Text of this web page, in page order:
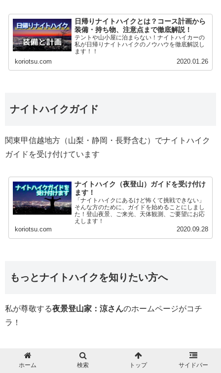
日帰りナイトハイクとは？コース計画から
装備・持ち物、注意点まで徹底解説！
テントや山小屋に泊まらない！ナイトハイカーの
私が日帰りナイトハイクのノウハウを徹底解説し
ます！！
koriotsu.com 2020.01.26
ナイトハイクガイド
関東甲信越地方（山梨・静岡・長野含む）でナイトハイク
ガイドを受け付けています
ナイトハイク（夜登山）ガイドを受け付け
ます！
「ナイトハイクにあるけど怖くて挑戦できない」
そんな方のために、ガイドを始めることにしまし
た！登山夜景、ご来光、天体観測、ご要望にお応
えします！
koriotsu.com 2020.09.28
もっとナイトハイクを知りたい方へ
私が尊敬する夜景登山家：涼さんのホームページがコチ
ラ！
ホーム 検索 トップ サイドバー